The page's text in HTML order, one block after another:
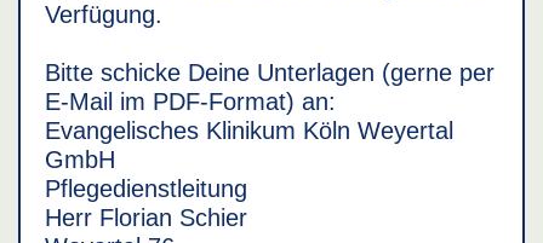
Verfügung.
Bitte schicke Deine Unterlagen (gerne per
E-Mail im PDF-Format) an:
Evangelisches Klinikum Köln Weyertal
GmbH
Pflegedienstleitung
Herr Florian Schier